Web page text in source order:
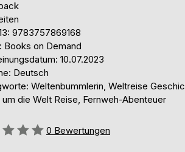
9783757869168
Books on Demand
10.07.2023
Deutsch
Weltenbummlerin, Weltreise
um die Welt Reise, Fernweh-Abenteuer
0 Bewertungen